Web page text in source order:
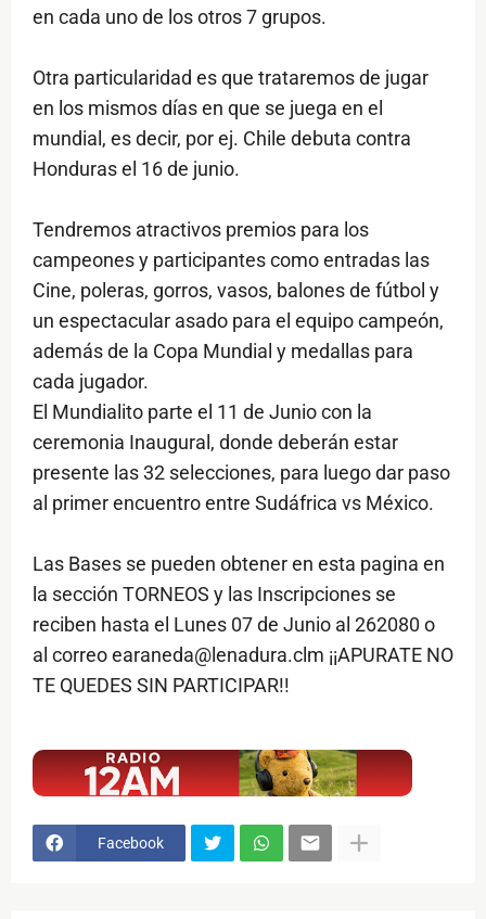
en cada uno de los otros 7 grupos.
Otra particularidad es que trataremos de jugar
en los mismos días en que se juega en el
mundial, es decir, por ej. Chile debuta contra
Honduras el 16 de junio.
Tendremos atractivos premios para los
campeones y participantes como entradas las
Cine, poleras, gorros, vasos, balones de fútbol y
un espectacular asado para el equipo campeón,
además de la Copa Mundial y medallas para
cada jugador.
El Mundialito parte el 11 de Junio con la
ceremonia Inaugural, donde deberán estar
presente las 32 selecciones, para luego dar paso
al primer encuentro entre Sudáfrica vs México.
Las Bases se pueden obtener en esta pagina en
la sección TORNEOS y las Inscripciones se
reciben hasta el Lunes 07 de Junio al 262080 o
al correo earaneda@lenadura.clm ¡¡APURATE NO
TE QUEDES SIN PARTICIPAR!!
Facebook